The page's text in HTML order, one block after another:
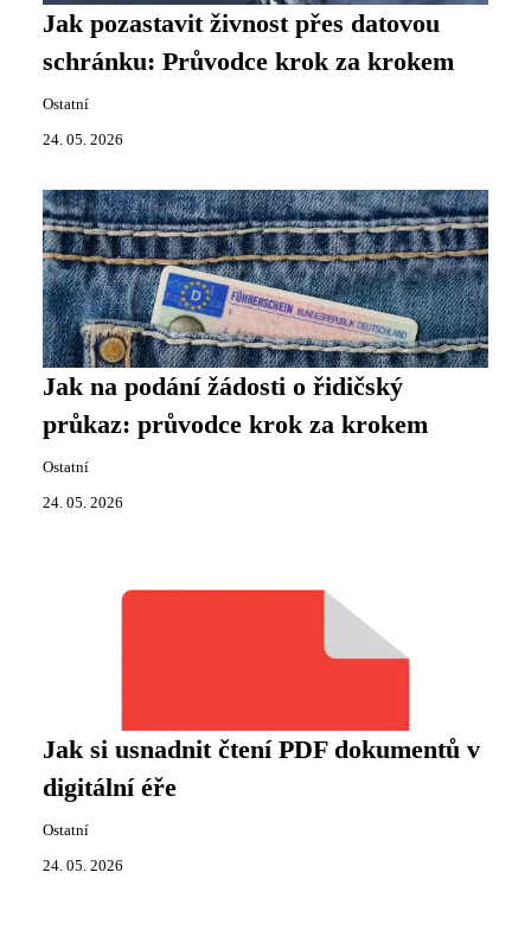
Jak pozastavit živnost přes datovou
schránku: Průvodce krok za krokem
Ostatní
24. 05. 2026
Jak na podání žádosti o řidičský
průkaz: průvodce krok za krokem
Ostatní
24. 05. 2026
Jak si usnadnit čtení PDF dokumentů v
digitální éře
Ostatní
24. 05. 2026